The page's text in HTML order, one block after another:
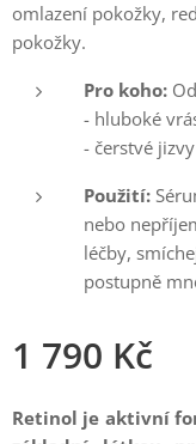
omlazení pokožky,
pokožky.
Pro koho:
- hluboké
- čerstvé
Použití:
nebo
léčby,
postupně
1 790 Kč
Retinol je aktivní